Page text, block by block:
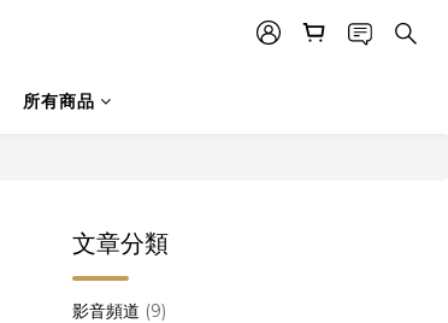
所有商品
文章分類
影音頻道 (9)